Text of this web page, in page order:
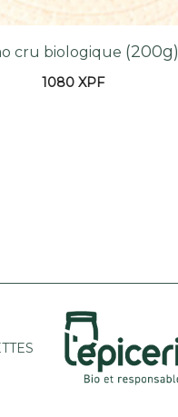
cru biologique (200g)
1080XPF